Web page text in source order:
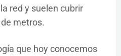
red y suelen cubrir
metros.
que hoy conocemos